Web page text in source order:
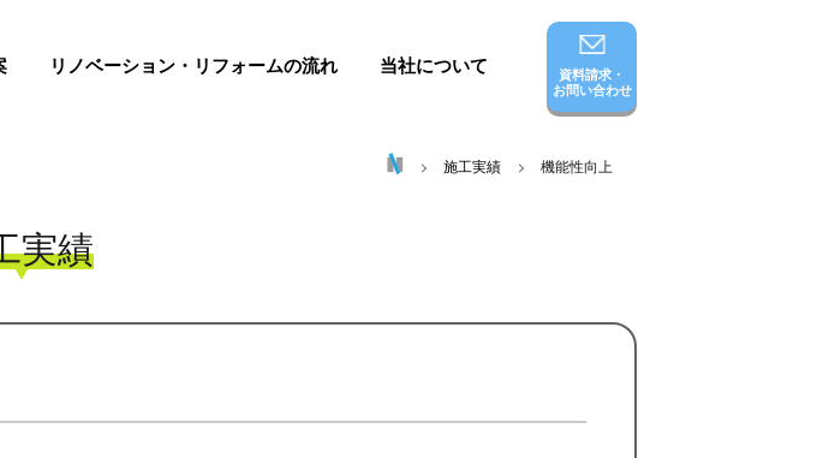
資料請求・
お問い合わせ
リノベーション・リフォームの流れ 当社について
施工実績 機能性向上
実績